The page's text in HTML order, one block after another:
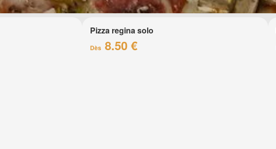
Pizza regina solo
Dès 8.50 €